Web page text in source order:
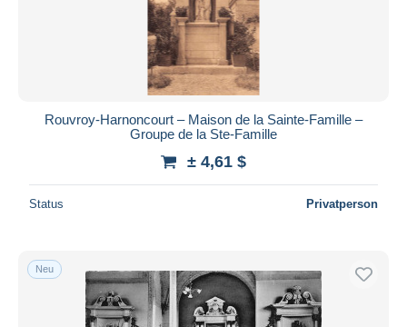
Rouvroy-Harnoncourt – Maison de la Sainte-Famille –
Groupe de la Ste-Famille
± 4,61 $
Status Privatperson
Neu